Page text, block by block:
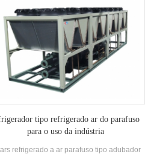
tipo refrigerado ar do parafuso
para o uso da indústria
refrigerado a ar parafuso tipo adubador